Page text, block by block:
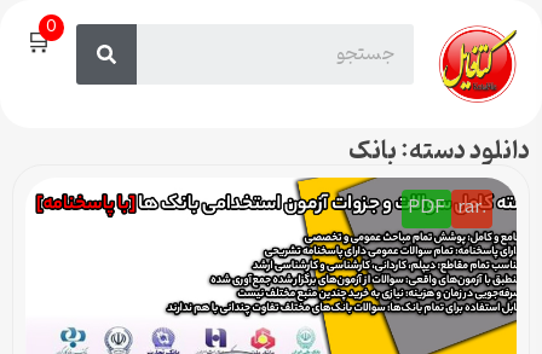
🛒0
دانلود دسته: بانک
.rar
PDF